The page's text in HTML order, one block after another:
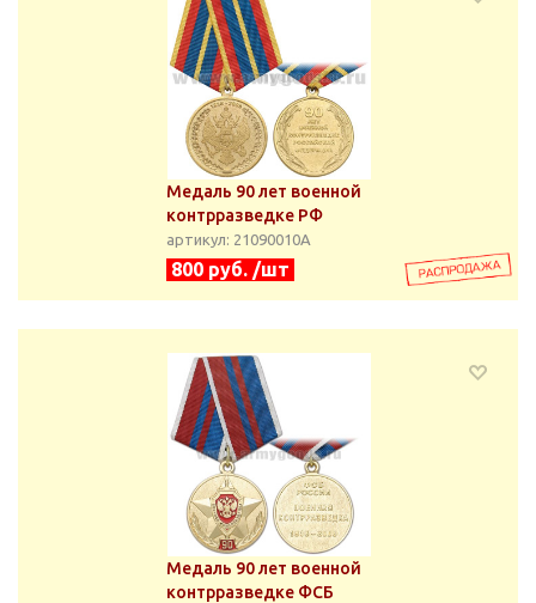
Медаль 90 лет военной
контрразведке РФ
артикул: 21090010А
800 руб. /шт
Медаль 90 лет военной
контрразведке ФСБ